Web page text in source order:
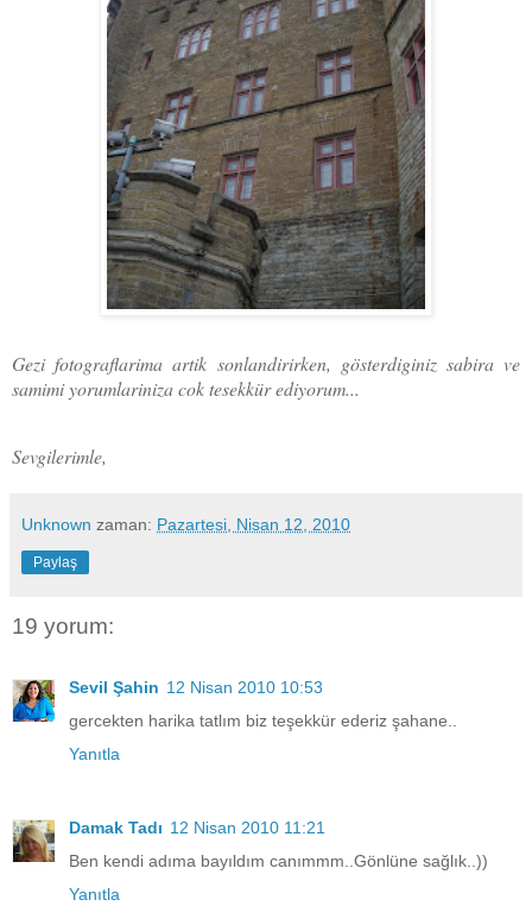
Gezi fotograflarima artik sonlandirirken, gösterdiginiz sabira ve
samimi yorumlariniza cok tesekkür ediyorum...
Sevgilerimle,
Unknown zaman: Pazartesi, Nisan 12, 2010
Paylaş
19 yorum:
Sevil Şahin 12 Nisan 2010 10:53
gercekten harika tatlım biz teşekkür ederiz şahane..
Yanıtla
Damak Tadı 12 Nisan 2010 11:21
Ben kendi adıma bayıldım canımmm..Gönlüne sağlık..))
Yanıtla